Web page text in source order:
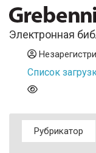
Электронная
Список
Рубрикатор